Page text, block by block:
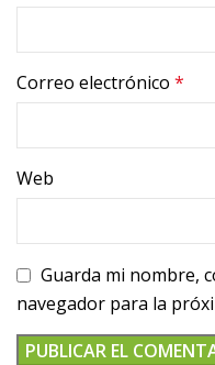
Correo electrónico *
Web
Guarda mi nombre,
navegador para la